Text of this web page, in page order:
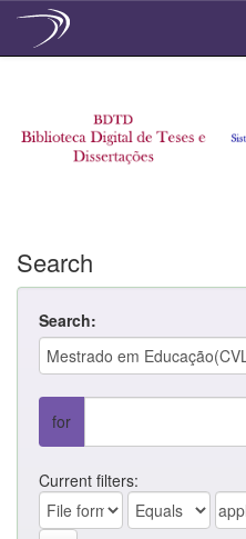
Search
Search:
for
Current filters: